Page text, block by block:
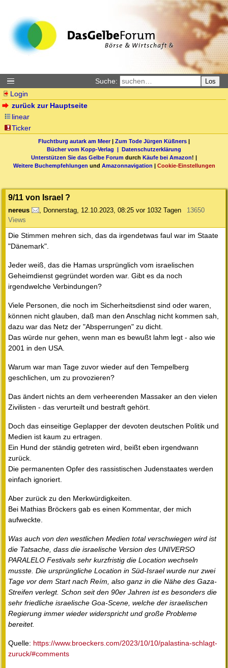
Suche: Los
Login
zurück zur Hauptseite
linear
Ticker
Fluchtburg autark am Meer| Zum Tode Jürgen Küßners |
Bücher vom Kopp-Verlag | Datenschutzerklärung
Unterstützen Sie das Gelbe Forum durch Käufe bei Amazon! |
Weitere Buchempfehlungen und Amazonnavigation | Cookie-Einstellungen
9/11 von Israel ?
nereus , Donnerstag, 12.10.2023, 08:25 vor 1032 Tagen
13650
Views
Die Stimmen mehren sich, das da irgendetwas faul war im Staate
"Dänemark".
Jeder weiß, das die Hamas ursprünglich vom israelischen
Geheimdienst gegründet worden war. Gibt es da noch
irgendwelche Verbindungen?
Viele Personen, die noch im Sicherheitsdienst sind oder waren,
können nicht glauben, daß man den Anschlag nicht kommen sah,
dazu war das Netz der "Absperrungen" zu dicht.
Das würde nur gehen, wenn man es bewußt lahm legt - also wie
2001 in den USA.
Warum war man Tage zuvor wieder auf den Tempelberg
geschlichen, um zu provozieren?
Das ändert nichts an dem verheerenden Massaker an den vielen
Zivilisten - das verurteilt und bestraft gehört.
Doch das einseitige Geplapper der devoten deutschen Politik und
Medien ist kaum zu ertragen.
Ein Hund der ständig getreten wird, beißt eben irgendwann
zurück.
Die permanenten Opfer des rassistischen Judenstaates werden
einfach ignoriert.
Aber zurück zu den Merkwürdigkeiten.
Bei Mathias Bröckers gab es einen Kommentar, der mich
aufweckte.
Was auch von den westlichen Medien total verschwiegen wird ist
die Tatsache, dass die israelische Version des UNIVERSO
PARALELO Festivals sehr kurzfristig die Location wechseln
musste. Die ursprüngliche Location in Süd-Israel wurde nur zwei
Tage vor dem Start nach Reím, also ganz in die Nähe des Gaza-
Streifen verlegt. Schon seit den 90er Jahren ist es besonders die
sehr friedliche israelische Goa-Scene, welche der israelischen
Regierung immer wieder widerspricht und große Probleme
bereitet.
Quelle: https://www.broeckers.com/2023/10/10/palastina-schlagt-
zuruck/#comments